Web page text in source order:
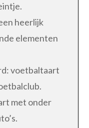
heerlijk
elementen
voetbaltaart
met onder